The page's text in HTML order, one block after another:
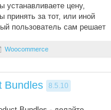
устанавливаете цену,
принять за тот, или иной
пользователь сам решает
Woocommerce
Bundles 8.5.10